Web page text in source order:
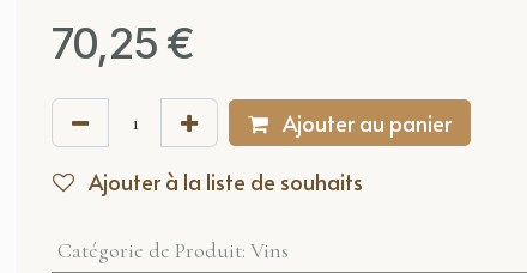
70,25 €
Ajouter au panier
Ajouter à la liste de souhaits
Catégorie de Produit: Vins